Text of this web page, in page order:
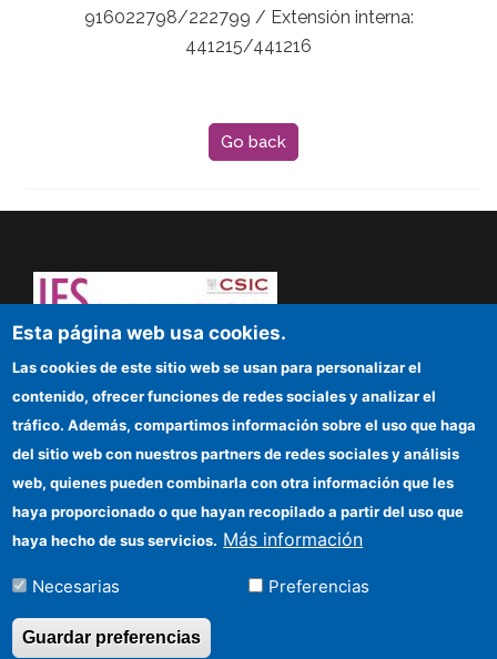
916022798/222799 / Extensión interna:
441215/441216
Go back
Dare to think! Sapere aude!
IFS
CSIC Electronic Office
Funding entities
Location
Información para proveedores
Esta página web usa cookies.
Las cookies de este sitio web se usan para personalizar el
contenido, ofrecer funciones de redes sociales y analizar el
tráfico. Además, compartimos información sobre el uso que haga
del sitio web con nuestros partners de redes sociales y análisis
web, quienes pueden combinarla con otra información que les
haya proporcionado o que hayan recopilado a partir del uso que
haya hecho de sus servicios. Más información
Necesarias Preferencias
Guardar preferencias